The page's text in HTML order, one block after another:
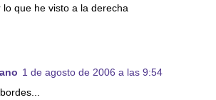
lo que he visto a la derecha
1 de agosto de 2006 a las 9:54